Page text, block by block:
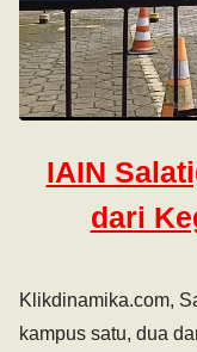
IAIN
dari
Klikdinamika.com,
kampus satu, dua